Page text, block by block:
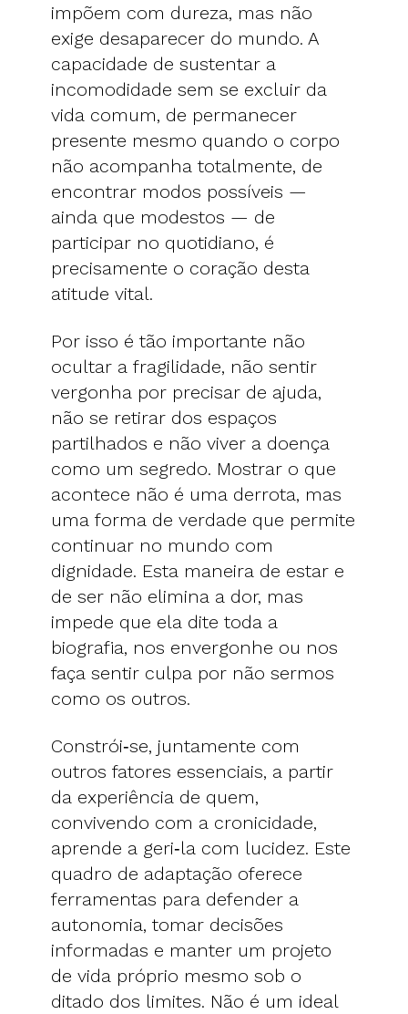
impõem com dureza, mas não
exige desaparecer do mundo. A
capacidade de sustentar a
incomodidade sem se excluir da
vida comum, de permanecer
presente mesmo quando o corpo
não acompanha totalmente, de
encontrar modos possíveis —
ainda que modestos — de
participar no quotidiano, é
precisamente o coração desta
atitude vital.
Por isso é tão importante não
ocultar a fragilidade, não sentir
vergonha por precisar de ajuda,
não se retirar dos espaços
partilhados e não viver a doença
como um segredo. Mostrar o que
acontece não é uma derrota, mas
uma forma de verdade que permite
continuar no mundo com
dignidade. Esta maneira de estar e
de ser não elimina a dor, mas
impede que ela dite toda a
biografia, nos envergonhe ou nos
faça sentir culpa por não sermos
como os outros.
Constrói‑se, juntamente com
outros fatores essenciais, a partir
da experiência de quem,
convivendo com a cronicidade,
aprende a geri‑la com lucidez. Este
quadro de adaptação oferece
ferramentas para defender a
autonomia, tomar decisões
informadas e manter um projeto
de vida próprio mesmo sob o
ditado dos limites. Não é um ideal